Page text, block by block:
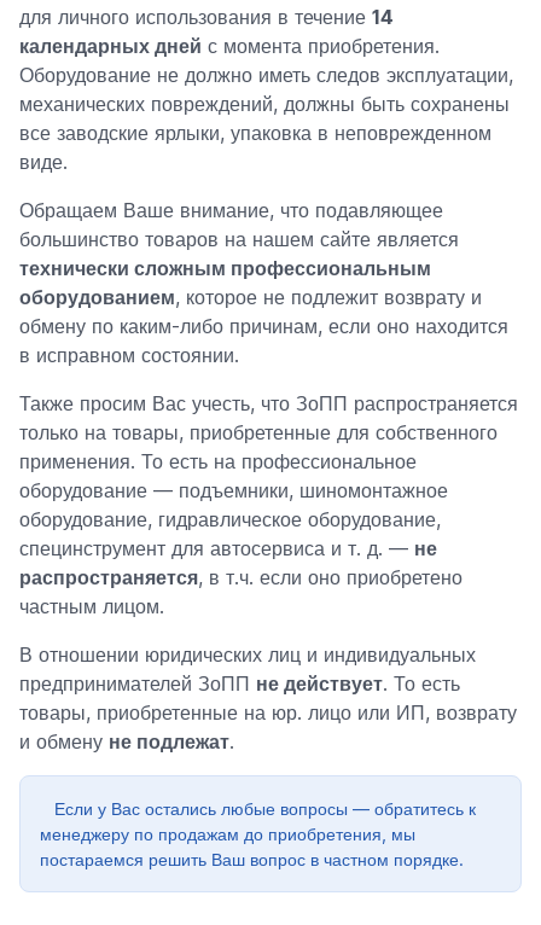
для личного использования в течение 14
календарных дней с момента приобретения.
Оборудование не должно иметь следов эксплуатации,
механических повреждений, должны быть сохранены
все заводские ярлыки, упаковка в неповрежденном
виде.
Обращаем Ваше внимание, что подавляющее
большинство товаров на нашем сайте является
технически сложным профессиональным
оборудованием, которое не подлежит возврату и
обмену по каким-либо причинам, если оно находится
в исправном состоянии.
Также просим Вас учесть, что ЗоПП распространяется
только на товары, приобретенные для собственного
применения. То есть на профессиональное
оборудование — подъемники, шиномонтажное
оборудование, гидравлическое оборудование,
специнструмент для автосервиса и т. д. — не
распространяется, в т.ч. если оно приобретено
частным лицом.
В отношении юридических лиц и индивидуальных
предпринимателей ЗоПП не действует. То есть
товары, приобретенные на юр. лицо или ИП, возврату
и обмену не подлежат.
Если у Вас остались любые вопросы — обратитесь к
менеджеру по продажам до приобретения, мы
постараемся решить Ваш вопрос в частном порядке.